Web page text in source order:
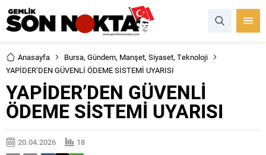
Anasayfa Bursa, Gündem, Manşet, Siyaset, Teknoloji
YAPİDER’DEN GÜVENLİ ÖDEME SİSTEMİ UYARISI
YAPİDER’DEN GÜVENLİ
ÖDEME SİSTEMİ UYARISI
20.04.2026
18